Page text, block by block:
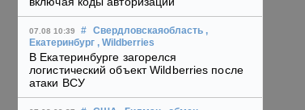
07.08 10:39 # Свердловскаяобласть ,
Екатеринбург , Wildberries
В Екатеринбурге загорелся
логистический объект Wildberries после
атаки ВСУ